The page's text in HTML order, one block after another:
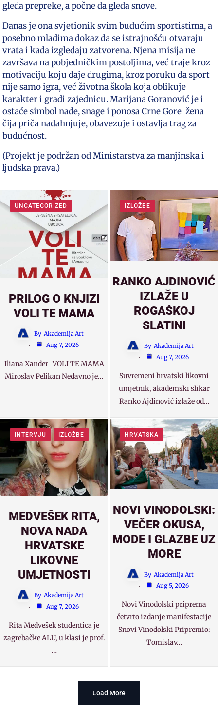
gleda prepreke, a počne da gleda snove.
Danas je ona svjetionik svim budućim sportistima, a
posebno mladima dokaz da se istrajnošću otvaraju
vrata i kada izgledaju zatvorena. Njena misija ne
završava na pobjedničkim postoljima, već traje kroz
motivaciju koju daje drugima, kroz poruku da sport
nije samo igra, već životna škola koja oblikuje
karakter i gradi zajednicu. Marijana Goranović je i
ostaće simbol nade, snage i ponosa Crne Gore žena
čija priča nadahnjuje, obavezuje i ostavlja trag za
budućnost.
(Projekt je podržan od Ministarstva za manjinska i
ljudska prava.)
UNCATEGORIZED
PRILOG O KNJIZI
VOLI TE MAMA
By Akademija Art
Aug 7, 2026
Iliana Xander VOLI TE MAMA
Miroslav Pelikan Nedavno je…
IZLOŽBE
RANKO AJDINOVIĆ
IZLAŽE U
ROGAŠKOJ
SLATINI
By Akademija Art
Aug 7, 2026
Suvremeni hrvatski likovni
umjetnik, akademski slikar
Ranko Ajdinović izlaže od…
INTERVJU IZLOŽBE
MEDVEŠEK RITA,
NOVA NADA
HRVATSKE
LIKOVNE
UMJETNOSTI
By Akademija Art
Aug 7, 2026
Rita Medvešek studentica je
zagrebačke ALU, u klasi je prof.
…
HRVATSKA
NOVI VINODOLSKI:
VEČER OKUSA,
MODE I GLAZBE UZ
MORE
By Akademija Art
Aug 5, 2026
Novi Vinodolski priprema
četvrto izdanje manifestacije
Snovi Vinodolski Pripremio:
Tomislav…
Load More